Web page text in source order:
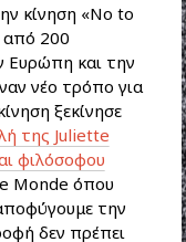
κίνηση «No to
από 200
Ευρώπη και την
νέο τρόπο για
ξεκίνησε
της Juliette
φιλόσοφου
Monde όπου
την
δεν πρέπει